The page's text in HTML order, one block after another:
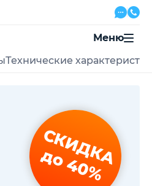
Меню
Технические
СКИДКА
до 40%